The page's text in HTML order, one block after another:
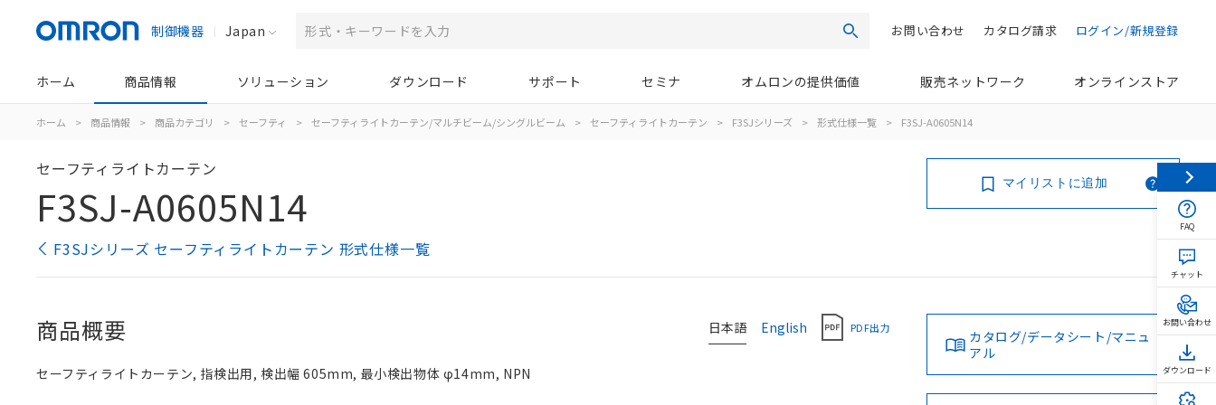
制御機器 Japan 検索 ログイン/新規登録
カタログ請求
お問い合わせ
ホーム 商品情報 ソリューション ダウンロード サポート セミナ オムロンの提供価値 販売ネットワーク オンラインストア
ホーム > 商品情報 > 商品カテゴリ > セーフティ > セーフティライトカーテン/マルチビーム/シングルビーム > セーフティライトカーテン > F3SJシリーズ > 形式仕様一覧 > F3SJ-A0605N14
セーフティライトカーテン
F3SJ-A0605N14
F3SJシリーズ セーフティライトカーテン 形式仕様一覧
マイリストに追加
日本語 English PDF出力
商品概要
セーフティライトカーテン, 指検出用, 検出幅 605mm, 最小検出物体 φ14mm, NPN
カタログ/データシート/マニュ
アル
FAQ
チャット
お問い合わせ
ダウンロード